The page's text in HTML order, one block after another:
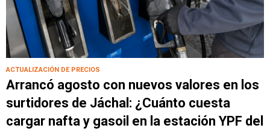
ACTUALIZACIÓN DE PRECIOS
Arrancó agosto con nuevos valores en los
surtidores de Jáchal: ¿Cuánto cuesta
cargar nafta y gasoil en la estación YPF del